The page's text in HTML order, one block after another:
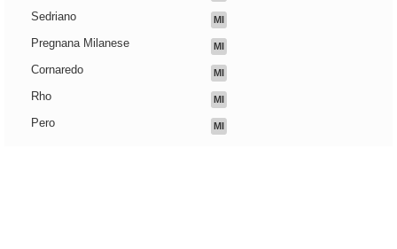
Sedriano MI
Pregnana Milanese MI
Cornaredo MI
Rho MI
Pero MI